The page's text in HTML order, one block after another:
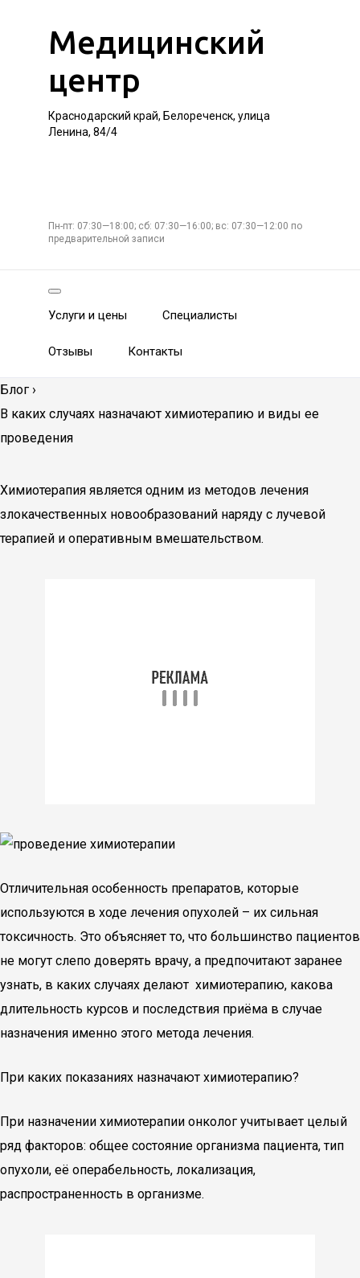
Медицинский
центр
Краснодарский край, Белореченск, улица
Ленина, 84/4
Пн-пт: 07:30—18:00; сб: 07:30—16:00; вс: 07:30—12:00 по
предварительной записи
Услуги и цены Специалисты
Отзывы Контакты
Блог ›
В каких случаях назначают химиотерапию и виды ее
проведения
Химиотерапия является одним из методов лечения
злокачественных новообразований наряду с лучевой
терапией и оперативным вмешательством.
Отличительная особенность препаратов, которые
используются в ходе лечения опухолей – их сильная
токсичность. Это объясняет то, что большинство пациентов
не могут слепо доверять врачу, а предпочитают заранее
узнать, в каких случаях делают химиотерапию, какова
длительность курсов и последствия приёма в случае
назначения именно этого метода лечения.
При каких показаниях назначают химиотерапию?
При назначении химиотерапии онколог учитывает целый
ряд факторов: общее состояние организма пациента, тип
опухоли, её операбельность, локализация,
распространенность в организме.